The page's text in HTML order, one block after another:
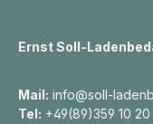
Ernst Soll-
Mail: info@soll-
Tel: +49(89)359 10 20